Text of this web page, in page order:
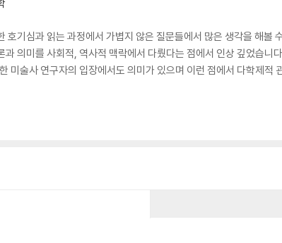
호기심과 읽는 과정에서 가볍지 않은 질문들에서 많은 생각을 해볼
과 의미를 사회적, 역사적 맥락에서 다뤘다는 점에서 인상 깊었습니
미술사 연구자의 입장에서도 의미가 있으며 이런 점에서 다학제적